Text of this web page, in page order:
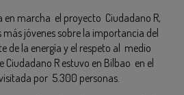
en marcha el proyecto Ciudadano R,
más jóvenes sobre la importancia del
de la energía y el respeto al medio
Ciudadano R estuvo en Bilbao en el
por 5.300 personas.